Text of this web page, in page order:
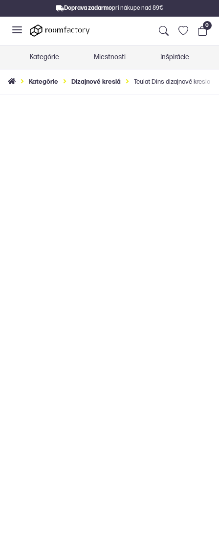
Doprava zadarmopri nákupe nad 89€
0
Kategórie Miestnosti Inšpirácie
Kategórie Dizajnové kreslá Teulat Dins dizajnové kreslo